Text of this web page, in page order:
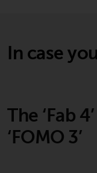
Anlagen
Fonds zu
In case
The ‘Fab
‘FOMO 3’